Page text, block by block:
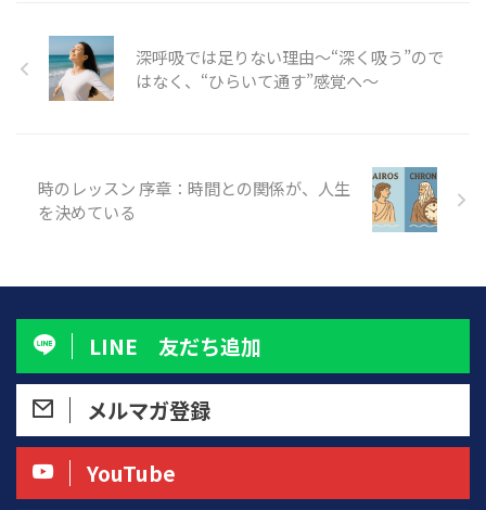
では足りないのか？ そして、 ...
に簡単なはずないと思った方もい
るかもしれません。 でも、それ
は“深呼吸”を頑張ろうとしていた
ではなく、 呼吸が自然にひらい
ていくようにからだを整えていく
体操です。 呼吸は、無理にコン
に深まり、やさしくなる。 この
もしれません。なぜなら多くの人
は、呼吸が「閉じている」状態に
すら気づいていないからです。
て硬くしてしまっています。 で
も、そこに気づいた瞬間から、何
かが変わり始めます。 「あ、今
が、「ひらく呼吸」への最初の ...
深呼吸では足りない理由〜“深く吸う”ので
はなく、“ひらいて通す”感覚へ〜
時のレッスン 序章：時間との関係が、人生
を決めている
LINE 友だち追加
メルマガ登録
YouTube